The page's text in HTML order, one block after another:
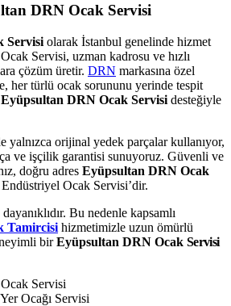
DRN Ocak Servisi
Servisi olarak İstanbul genelinde hizmet
Servisi, uzman kadrosu ve hızlı
çözüm üretir. DRN markasına özel
her türlü ocak sorununu yerinde tespit
Eyüpsultan DRN Ocak Servisi desteğiyle
yalnızca orijinal yedek parçalar kullanıyor,
ve işçilik garantisi sunuyoruz. Güvenli ve
doğru adres Eyüpsultan DRN Ocak
Ocak Servisi’dir.
Bu nedenle kapsamlı
Tamircisi hizmetimizle uzun ömürlü
birEyüpsultan DRN Ocak Servisi
Servisi
Ocağı Servisi